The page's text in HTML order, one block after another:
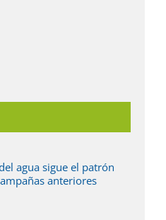
agua sigue el patrón
anteriores